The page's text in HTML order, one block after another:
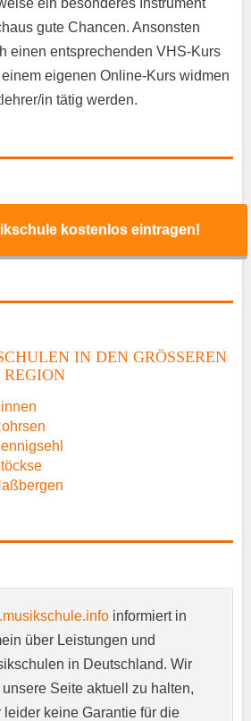
gute Chancen. Ansonsten
einen entsprechenden VHS-Kurs
eigenen Online-Kurs widmen
in tätig werden.
kostenlos eintragen!
IN DEN GRÖSSEREN S
informiert in
über Leistungen und
in Deutschland. Wir
Seite aktuell zu halten,
keine Garantie für die